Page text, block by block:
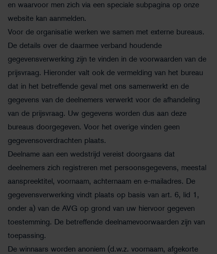
en waarvoor men zich via een speciale subpagina op onze
website kan aanmelden.
Voor de organisatie werken we samen met externe bureaus.
De details over de daarmee verband houdende
gegevensverwerking zijn te vinden in de voorwaarden van de
prijsvraag. Hieronder valt ook de vermelding van het bureau
dat in het betreffende geval met ons samenwerkt en de
gegevens van de deelnemers verwerkt voor de afhandeling
van de prijsvraag. Uw gegevens worden dus aan deze
bureaus doorgegeven. Voor het overige vinden geen
gegevensoverdrachten plaats.
Deelname aan een wedstrijd vereist doorgaans dat
deelnemers zich registreren met persoonsgegevens, meestal
aanspreektitel, voornaam, achternaam en e-mailadres. De
gegevensverwerking vindt plaats op basis van art. 6, lid 1,
onder a) van de AVG op grond van uw hiervoor gegeven
toestemming. De betreffende deelnamevoorwaarden zijn van
toepassing.
De winnaars worden anoniem (d.w.z. voornaam, afgekorte